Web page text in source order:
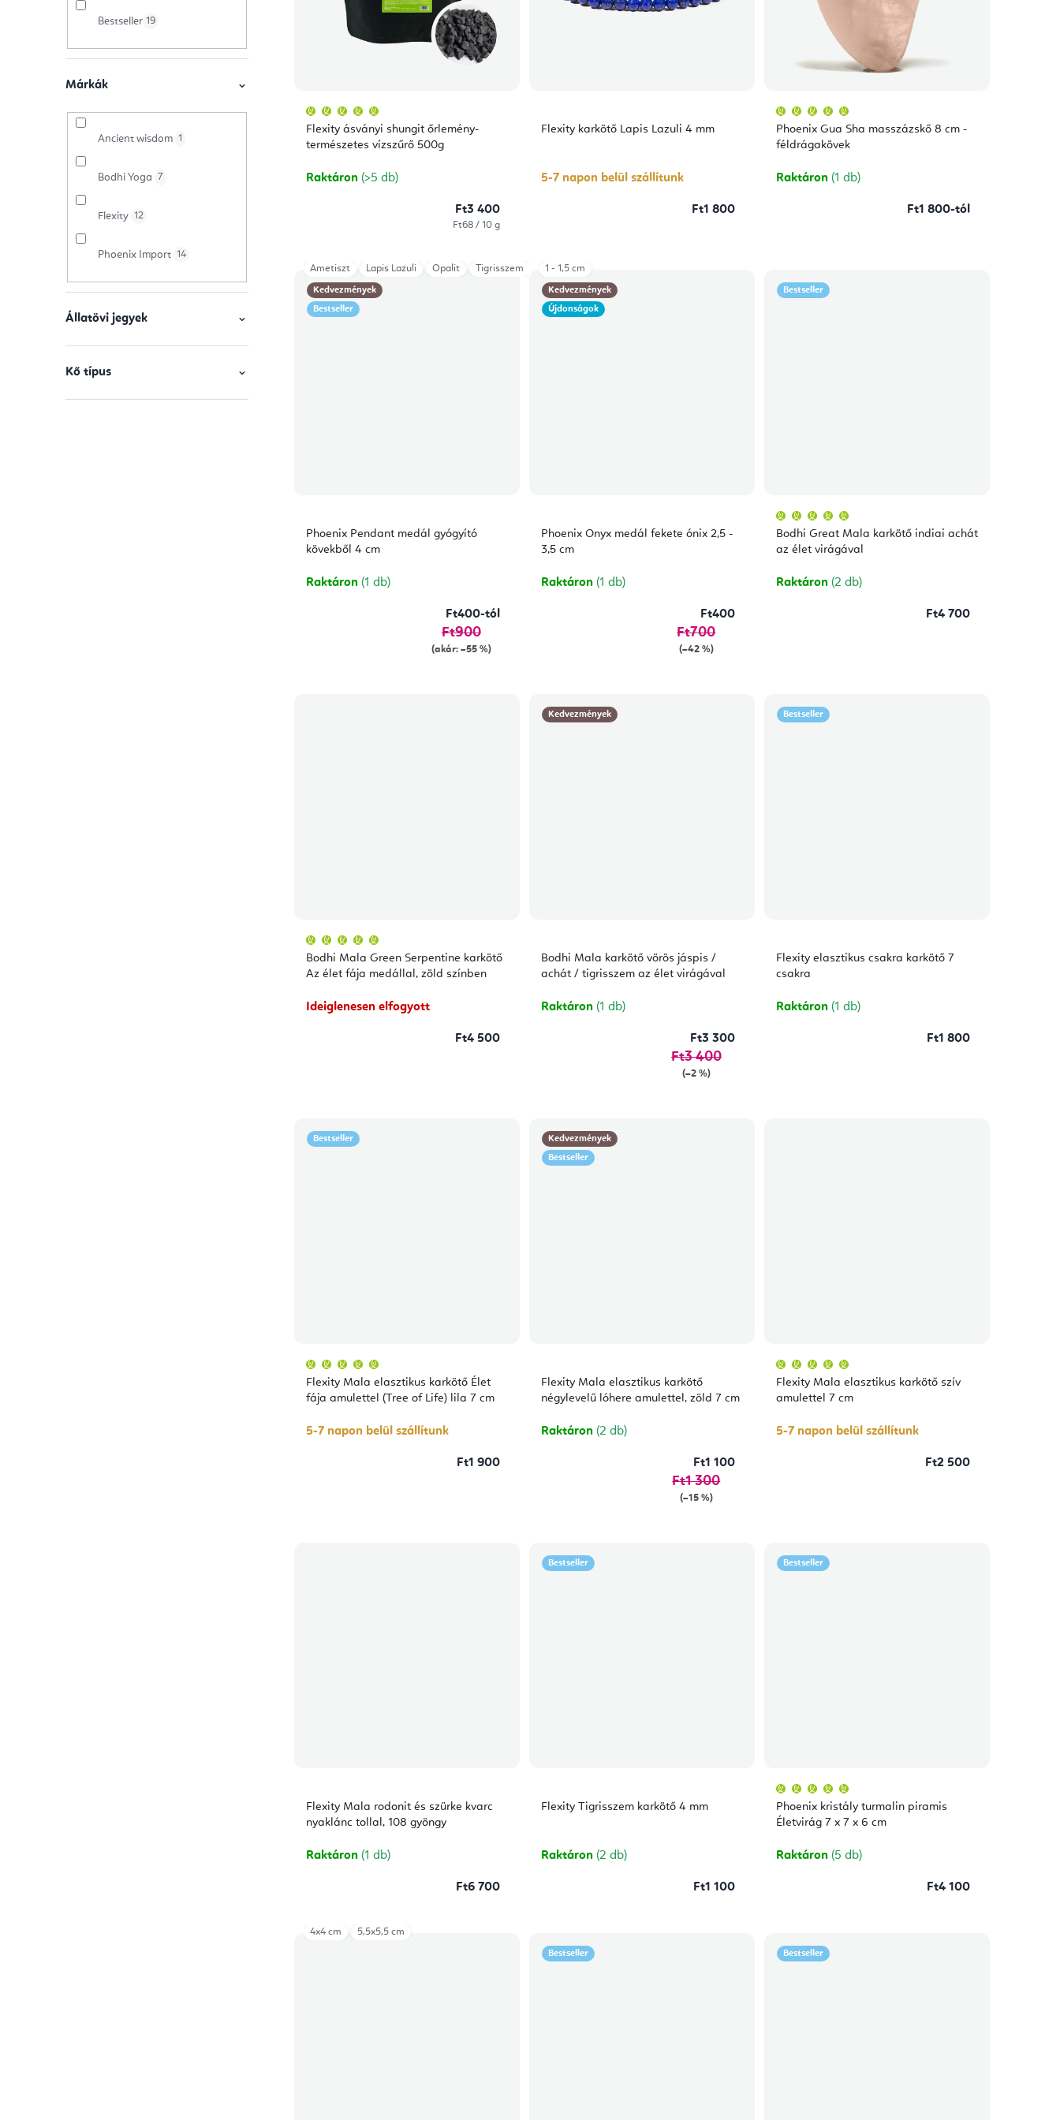
a
n
e
Bestseller 19
Márkák
Ancient wisdom 1
Bodhi Yoga 7
Flexity 12
Phoenix Import 14
Állatövi jegyek
Kő típus
Flexity ásványi shungit őrlemény-
természetes vízszűrő 500g
átlagos
értékelése
5-
csillag.
Raktáron (>5 db)
Ft3 400
Egységár:
Ft68 / 10 g
Flexity karkötő Lapis Lazuli 4 mm
5-7 napon belül szállítunk
Ft1 800
Phoenix Gua Sha masszázskő 8 cm -
féldrágakövek
átlagos
értékelése
csillag.
Raktáron (1 db)
Ft1 800-tól
Kedvezmények
Bestseller
Phoenix Pendant medál gyógyító
kövekből 4 cm
Raktáron (1 db)
Ft400-tól
Ft900
(akár: –55 %)
Ametiszt Lapis Lazuli Opalit Tigrisszem
Kedvezmények
Újdonságok
Phoenix Onyx medál fekete ónix 2,5 -
3,5 cm
Raktáron (1 db)
Ft400
Ft700
(–42 %)
1 - 1,5 cm
Bestseller
Bodhi Great Mala karkötő indiai achát
az élet virágával
átlagos
értékelése
5-
csillag.
Raktáron (2 db)
Ft4 700
Bodhi Mala Green Serpentine karkötő
Az élet fája medállal, zöld színben
átlagos
értékelése
5-
csillag.
Ideiglenesen elfogyott
Ft4 500
Kedvezmények
Bodhi Mala karkötő vörös jáspis /
achát / tigrisszem az élet virágával
Raktáron (1 db)
Ft3 300
Ft3 400
(–2 %)
Bestseller
Flexity elasztikus csakra karkötő 7
csakra
Raktáron (1 db)
Ft1 800
Bestseller
Flexity Mala elasztikus karkötő Élet
fája amulettel (Tree of Life) lila 7 cm
átlagos
értékelése
5-
ből
csillag.
5-7 napon belül szállítunk
Ft1 900
Kedvezmények
Bestseller
Flexity Mala elasztikus karkötő
négylevelű lóhere amulettel, zöld 7 cm
Raktáron (2 db)
Ft1 100
Ft1 300
(–15 %)
Flexity Mala elasztikus karkötő szív
amulettel 7 cm
átlagos
értékelése
5-
csillag.
5-7 napon belül szállítunk
Ft2 500
Flexity Mala rodonit és szürke kvarc
nyaklánc tollal, 108 gyöngy
Raktáron (1 db)
Ft6 700
Bestseller
Flexity Tigrisszem karkötő 4 mm
Raktáron (2 db)
Ft1 100
Bestseller
Phoenix kristály turmalin piramis
Életvirág 7 x 7 x 6 cm
átlagos
értékelése
5-
csillag.
Raktáron (5 db)
Ft4 100
4x4 cm 5,5x5,5 cm
Bestseller Bestseller